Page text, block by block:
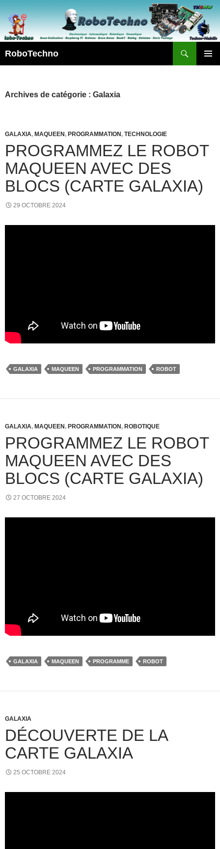
au
contenu
RoboTechno
Archives de catégorie : Galaxia
GALAXIA, MAQUEEN , PROGRAMMATION , TECHNOLOGIE
PROGRAMMEZ LE ROBOT
MAQUEEN AVEC DES
BLOCS (CARTE GALAXIA)
29 OCTOBRE 2024
GALAXIA MAQUEEN PROGRAMMATION ROBOT
GALAXIA, MAQUEEN , PROGRAMMATION , ROBOTIQUE
PROGRAMMEZ LE ROBOT
MAQUEEN AVEC DES
BLOCS (CARTE GALAXIA)
27 OCTOBRE 2024
GALAXIA MAQUEEN PROGRAMME ROBOT
GALAXIA
DÉCOUVERTE DE LA
CARTE GALAXIA
25 OCTOBRE 2024